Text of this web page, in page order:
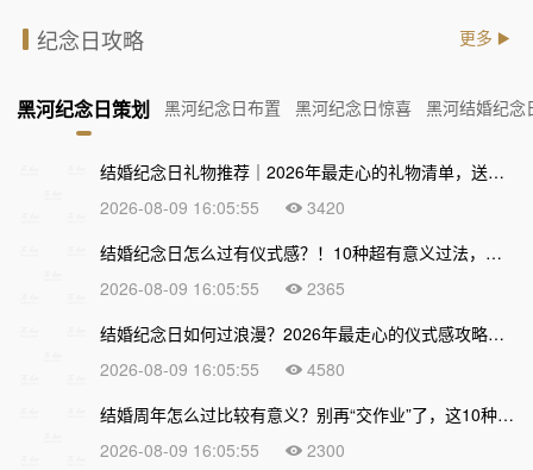
纪念日攻略 更多
黑河纪念日策划 黑河纪念日布置 黑河纪念日惊喜 黑河结婚纪念
结婚纪念日礼物推荐｜2026年最走心的礼物清单，送到心坎上才不算白过！
2026-08-09 16:05:55
3420
结婚纪念日怎么过有仪式感？！10种超有意义过法，让爱情越久越甜
2026-08-09 16:05:55
2365
结婚纪念日如何过浪漫？2026年最走心的仪式感攻略，让爱情越久越甜
2026-08-09 16:05:55
4580
结婚周年怎么过比较有意义？别再“交作业”了，这10种走心过法让爱情越久越浓
2026-08-09 16:05:55
2300